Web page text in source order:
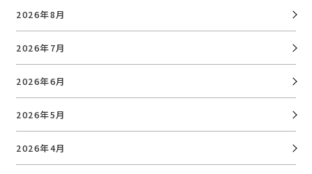
2026年8月
2026年7月
2026年6月
2026年5月
2026年4月